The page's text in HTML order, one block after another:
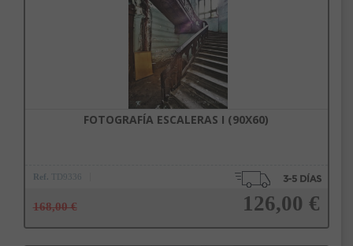
FOTOGRAFÍA ESCALERAS I (90X60)
Ref. TD9336
168,00 € 126,00 €